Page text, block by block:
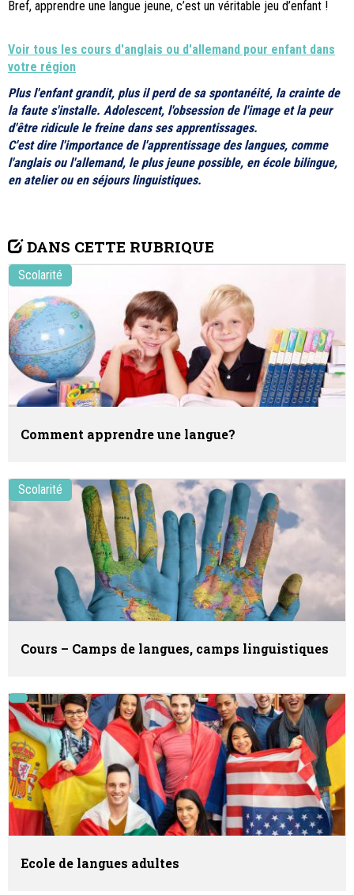
Bref, apprendre une langue jeune, c’est un véritable jeu d’enfant !
Voir tous les cours d'anglais ou d'allemand pour enfant dans
votre région
Plus l'enfant grandit, plus il perd de sa spontanéité, la crainte de
la faute s'installe. Adolescent, l'obsession de l'image et la peur
d'être ridicule le freine dans ses apprentissages.
C'est dire l'importance de l'apprentissage des langues, comme
l'anglais ou l'allemand, le plus jeune possible, en école bilingue,
en atelier ou en séjours linguistiques.
DANS CETTE RUBRIQUE
Scolarité
Comment apprendre une langue?
Scolarité
Cours – Camps de langues, camps linguistiques
Ecole de langues adultes